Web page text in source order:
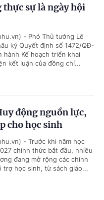
thực sự là ngày hội
- Phó Thủ tướng Lê
ký Quyết định số 1472/QĐ-
hành Kế hoạch triển khai
kết luận của đồng chí...
động nguồn lực,
cho học sinh
- Trước khi năm học
chính thức bắt đầu, nhiều
đang mở rộng các chính
trợ học sinh, từ sách giáo...